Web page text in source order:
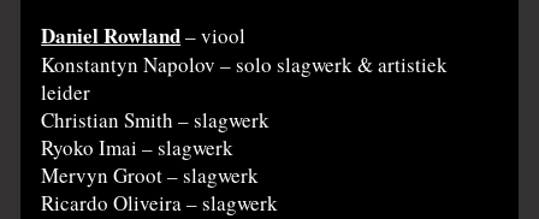
Daniel Rowland– viool
Konstantyn Napolov – solo slagwerk & artistiek
leider
Christian Smith – slagwerk
Ryoko Imai – slagwerk
Mervyn Groot – slagwerk
Ricardo Oliveira – slagwerk